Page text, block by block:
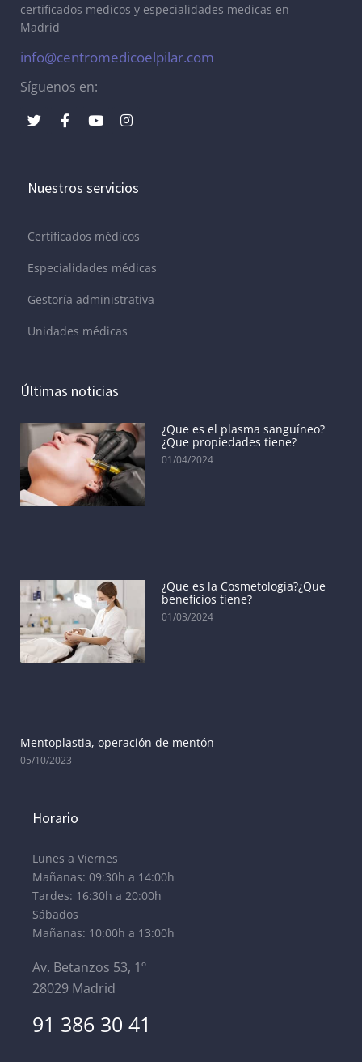
certificados medicos y especialidades medicas en
Madrid
info@centromedicoelpilar.com
Síguenos en:
Nuestros servicios
Certificados médicos
Especialidades médicas
Gestoría administrativa
Unidades médicas
Últimas noticias
¿Que es el plasma sanguíneo?
¿Que propiedades tiene?
01/04/2024
¿Que es la Cosmetologia?¿Que
beneficios tiene?
01/03/2024
Mentoplastia, operación de mentón
05/10/2023
Horario
Lunes a Viernes
Mañanas: 09:30h a 14:00h
Tardes: 16:30h a 20:00h
Sábados
Mañanas: 10:00h a 13:00h
Av. Betanzos 53, 1º
28029 Madrid
91 386 30 41